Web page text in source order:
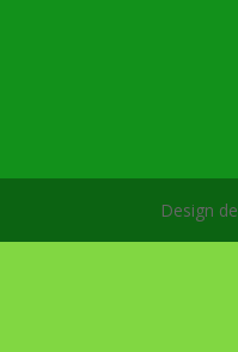
Design de